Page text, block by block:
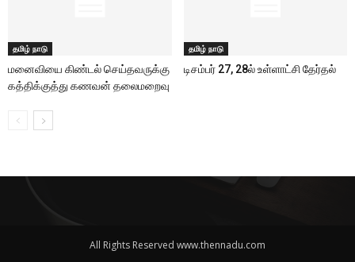
தமிழ் நாடு
மனைவியை கிண்டல் செய்தவருக்கு
கத்திக்குத்து கணவன் தலைமறைவு
தமிழ் நாடு
டிசம்பர் 27, 28ல் உள்ளாட்சி தேர்தல்
All Rights Reserved www.thennadu.com